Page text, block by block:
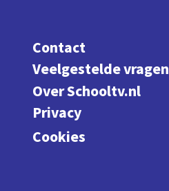
Contact
Veelgestelde vragen
Over Schooltv.nl
Privacy
Cookies